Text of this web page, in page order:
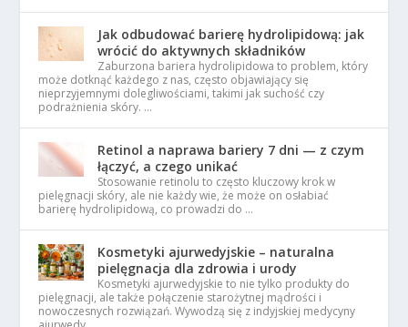
Jak odbudować barierę hydrolipidową: jak
wrócić do aktywnych składników
Zaburzona bariera hydrolipidowa to problem, który
może dotknąć każdego z nas, często objawiający się
nieprzyjemnymi dolegliwościami, takimi jak suchość czy
podrażnienia skóry. …
Retinol a naprawa bariery 7 dni — z czym
łączyć, a czego unikać
Stosowanie retinolu to często kluczowy krok w
pielęgnacji skóry, ale nie każdy wie, że może on osłabiać
barierę hydrolipidową, co prowadzi do …
Kosmetyki ajurwedyjskie – naturalna
pielęgnacja dla zdrowia i urody
Kosmetyki ajurwedyjskie to nie tylko produkty do
pielęgnacji, ale także połączenie starożytnej mądrości i
nowoczesnych rozwiązań. Wywodzą się z indyjskiej medycyny